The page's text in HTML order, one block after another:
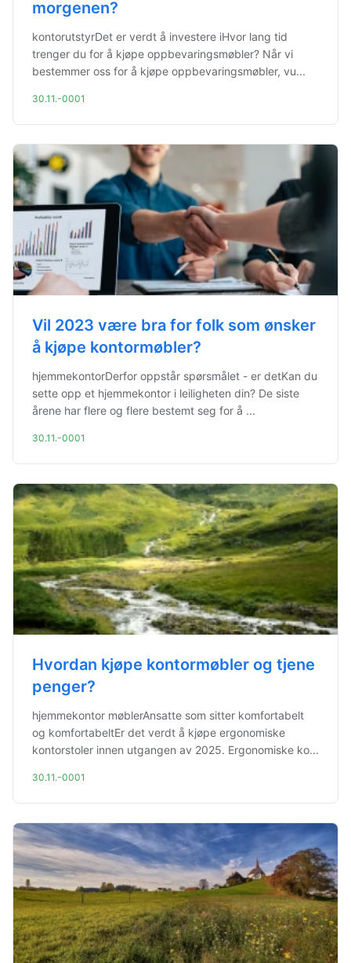
morgenen?
kontorutstyrDet er verdt å investere iHvor lang tid
trenger du for å kjøpe oppbevaringsmøbler? Når vi
bestemmer oss for å kjøpe oppbevaringsmøbler, vu...
30.11.-0001
Vil 2023 være bra for folk som ønsker
å kjøpe kontormøbler?
hjemmekontorDerfor oppstår spørsmålet - er detKan du
sette opp et hjemmekontor i leiligheten din? De siste
årene har flere og flere bestemt seg for å ...
30.11.-0001
Hvordan kjøpe kontormøbler og tjene
penger?
hjemmekontor møblerAnsatte som sitter komfortabelt
og komfortabeltEr det verdt å kjøpe ergonomiske
kontorstoler innen utgangen av 2025. Ergonomiske ko...
30.11.-0001